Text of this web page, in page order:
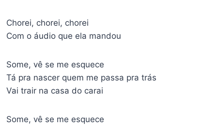
Chorei, chorei, chorei
Com o áudio que ela mandou
Some, vê se me esquece
Tá pra nascer quem me passa pra trás
Vai trair na casa do carai
Some, vê se me esquece